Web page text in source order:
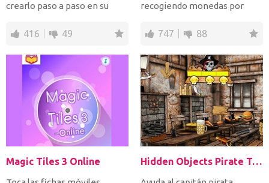
crearlo paso a paso en su
416 49
recogiendo monedas por
747 88
Magic Tiles 3 Online Hidden Objects Pirate Treasure